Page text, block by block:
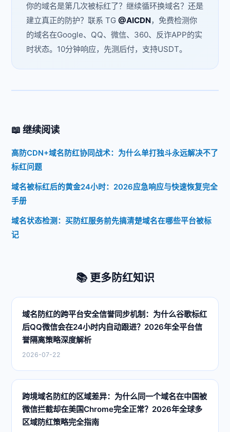
你的域名是第几次被标红了？继续循环换域名？还是
建立真正的防护？联系 TG@AICDN，免费检测你
的域名在Google、QQ、微信、360、反诈APP的实
时状态。10分钟响应，先测后付，支持USDT。
📖 继续阅读
高防CDN+域名防红协同战术：为什么单打独斗永远解决不了
标红问题
域名被标红后的黄金24小时：2026应急响应与快速恢复完全
手册
域名状态检测：买防红服务前先搞清楚域名在哪些平台被标
记
📚 更多防红知识
域名防红的跨平台安全信誉同步机制：为什么谷歌标红
后QQ微信会在24小时内自动跟进？2026年全平台信
誉隔离策略深度解析
2026-07-22
跨境域名防红的区域差异：为什么同一个域名在中国被
微信拦截却在美国Chrome完全正常？2026年全球多
区域防红策略完全指南